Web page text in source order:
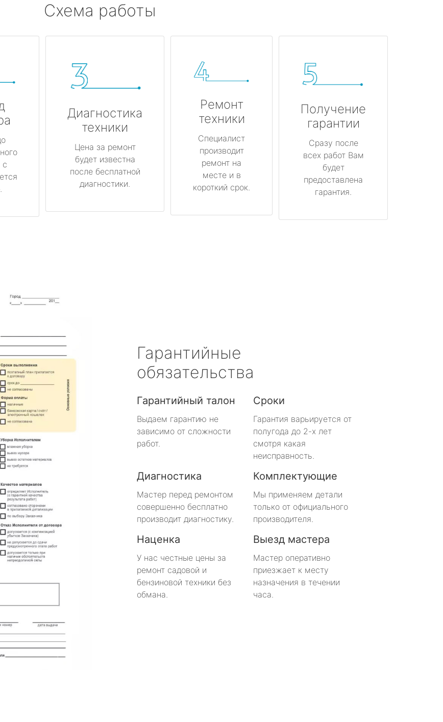
Схема работы
с
Диагностика
техники
Цена за ремонт
будет известна
после бесплатной
диагностики.
Ремонт
техники
Специалист
производит
ремонт на
месте и в
короткий срок.
Получение
гарантии
Сразу после
всех работ Вам
будет
предоставлена
гарантия.
Гарантийные
обязательства
Гарантийный талон
Выдаем гарантию не
зависимо от сложности
работ.
Сроки
Гарантия варьируется от
полугода до 2-х лет
смотря какая
неисправность.
Диагностика
Мастер перед ремонтом
совершенно бесплатно
производит диагностику.
Комплектующие
Мы применяем детали
только от официального
производителя.
Наценка
У нас честные цены за
ремонт садовой и
бензиновой техники без
обмана.
Выезд мастера
Мастер оперативно
приезжает к месту
назначения в течении
часа.